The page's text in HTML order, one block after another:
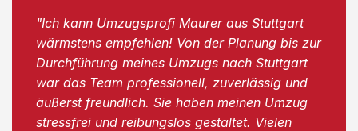
"Ich kann Umzugsprofi Maurer aus Stuttgart
wärmstens empfehlen! Von der Planung bis zur
Durchführung meines Umzugs nach Stuttgart
war das Team professionell, zuverlässig und
äußerst freundlich. Sie haben meinen Umzug
stressfrei und reibungslos gestaltet. Vielen